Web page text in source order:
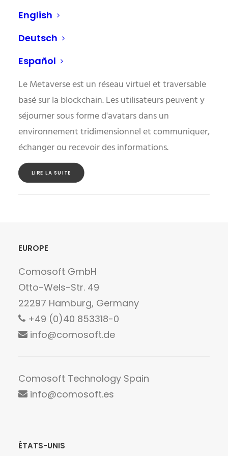
English
Deutsch
Español
31 mai 2023
Le Metaverse est un réseau virtuel et traversable
basé sur la blockchain. Les utilisateurs peuvent y
séjourner sous forme d'avatars dans un
environnement tridimensionnel et communiquer,
échanger ou recevoir des informations.
LIRE LA SUITE
EUROPE
Comosoft GmbH
Otto-Wels-Str. 49
22297 Hamburg, Germany
+49 (0)40 853318-0
info@comosoft.de
Comosoft Technology Spain
info@comosoft.es
ÉTATS-UNIS